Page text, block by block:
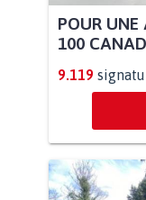
POUR UNE
100
9.119